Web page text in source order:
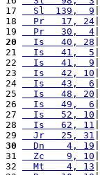
17
  Sl  139,  9
18
  Pr   17, 24
19
  Pr   30,  4
20
  Is   40, 28
21
  Is   41,  5
22
  Is   41,  9
23
  Is   42, 10
24
  Is   43,  6
25
  Is   48, 20
26
  Is   49,  6
27
  Is   52, 10
28
  Is   62, 11
29
  Jr   25, 31
30
  Dn    4, 19
31
  Zc    9, 10
32
  Mt    4, 13